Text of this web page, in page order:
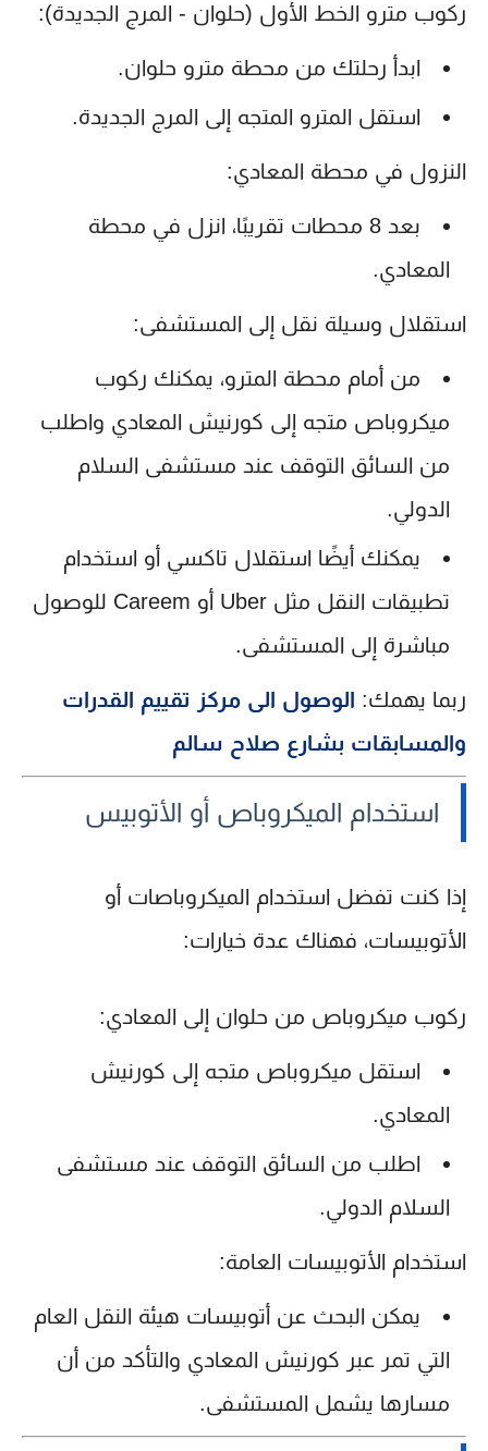
ركوب مترو الخط الأول (حلوان - المرج الجديدة):
ابدأ رحلتك من محطة مترو حلوان.
استقل المترو المتجه إلى المرج الجديدة.
النزول في محطة المعادي:
بعد 8 محطات تقريبًا، انزل في محطة
المعادي.
استقلال وسيلة نقل إلى المستشفى:
من أمام محطة المترو، يمكنك ركوب
ميكروباص متجه إلى كورنيش المعادي واطلب
من السائق التوقف عند مستشفى السلام
الدولي.
يمكنك أيضًا استقلال تاكسي أو استخدام
تطبيقات النقل مثل Uber أو Careem للوصول
مباشرة إلى المستشفى.
ربما يهمك: الوصول الى مركز تقييم القدرات
والمسابقات بشارع صلاح سالم
استخدام الميكروباص أو الأتوبيس
إذا كنت تفضل استخدام الميكروباصات أو
الأتوبيسات، فهناك عدة خيارات:
ركوب ميكروباص من حلوان إلى المعادي:
استقل ميكروباص متجه إلى كورنيش
المعادي.
اطلب من السائق التوقف عند مستشفى
السلام الدولي.
استخدام الأتوبيسات العامة:
يمكن البحث عن أتوبيسات هيئة النقل العام
التي تمر عبر كورنيش المعادي والتأكد من أن
مسارها يشمل المستشفى.